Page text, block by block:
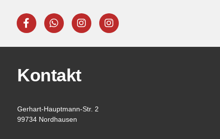
Kontakt
Gerhart-Hauptmann-Str. 2
99734 Nordhausen